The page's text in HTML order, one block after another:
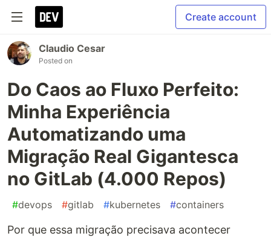
Create account
Claudio Cesar
Posted on
Do Caos ao Fluxo Perfeito:
Minha Experiência
Automatizando uma
Migração Real Gigantesca
no GitLab (4.000 Repos)
#devops #gitlab #kubernetes #containers
Por que essa migração precisava acontecer